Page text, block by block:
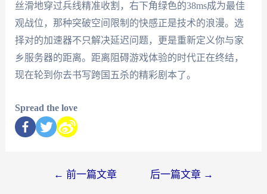
丝滑地穿过兵线精准收割，右下角绿色的38ms成为最佳
观战位，那种突破空间限制的快感正是技术的浪漫。选
择对的加速器不只解决延迟问题，更是重新定义你与家
乡服务器的距离。距离阻碍游戏体验的时代正在终结，
现在轮到你去书写跨国五杀的精彩剧本了。
Spread the love
← 前一篇文章 后一篇文章 →